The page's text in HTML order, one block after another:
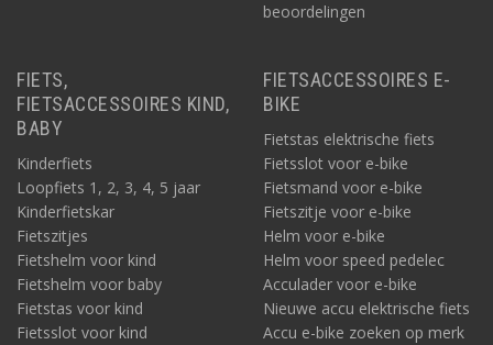
beoordelingen
FIETS,
FIETSACCESSOIRES KIND,
BABY
Kinderfiets
Loopfiets 1, 2, 3, 4, 5 jaar
Kinderfietskar
Fietszitjes
Fietshelm voor kind
Fietshelm voor baby
Fietstas voor kind
Fietsslot voor kind
FIETSACCESSOIRES E-
BIKE
Fietstas elektrische fiets
Fietsslot voor e-bike
Fietsmand voor e-bike
Fietszitje voor e-bike
Helm voor e-bike
Helm voor speed pedelec
Acculader voor e-bike
Nieuwe accu elektrische fiets
Accu e-bike zoeken op merk